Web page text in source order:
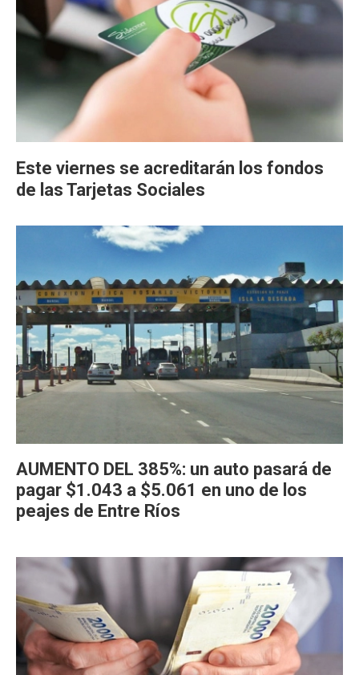
Este viernes se acreditarán los fondos
de las Tarjetas Sociales
AUMENTO DEL 385%: un auto pasará de
pagar $1.043 a $5.061 en uno de los
peajes de Entre Ríos